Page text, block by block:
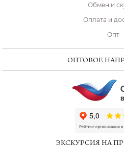
Обмен и
Оплата и
Опт
ОПТОВОЕ
ЭКСКУРСИЯ НА